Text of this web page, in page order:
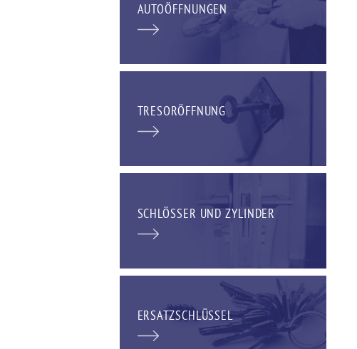
AUTOÖFFNUNGEN
TRESORÖFFNUNG
SCHLÖSSER UND ZYLINDER
ERSATZSCHLÜSSEL